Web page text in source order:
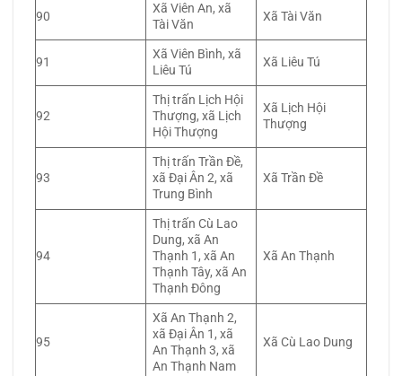
90
Xã Viên An, xã
Tài Văn
Xã Tài Văn
91
Xã Viên Bình, xã
Liêu Tú
Xã Liêu Tú
92
Thị trấn Lịch Hội
Thượng, xã Lịch
Hội Thượng
Xã Lịch Hội
Thượng
93
Thị trấn Trần Đề,
xã Đại Ân 2, xã
Trung Bình
Xã Trần Đề
94
Thị trấn Cù Lao
Dung, xã An
Thạnh 1, xã An
Thạnh Tây, xã An
Thạnh Đông
Xã An Thạnh
95
Xã An Thạnh 2,
xã Đại Ân 1, xã
An Thạnh 3, xã
An Thạnh Nam
Xã Cù Lao Dung